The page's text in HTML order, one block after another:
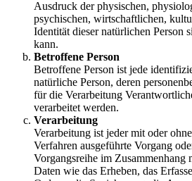
Ausdruck der physischen,
psychischen, wirtschaftlichen,
Identität dieser natürlichen Person
kann.
Betroffene Person
Betroffene Person ist jede
natürliche Person, deren
für die Verarbeitung
verarbeitet werden.
Verarbeitung
Verarbeitung ist jeder mit oder
Verfahren ausgeführte Vorgang
Vorgangsreihe im Zusammenhang
Daten wie das Erheben, das